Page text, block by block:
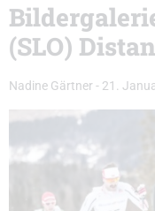
(SLO)
Nadine Gärtner - 21.